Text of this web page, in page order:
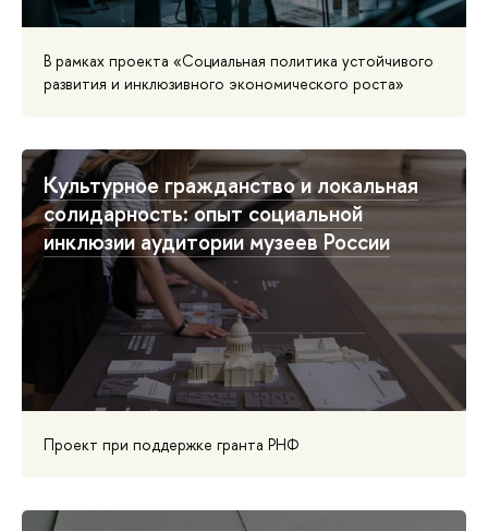
В рамках проекта «Социальная политика устойчивого
развития и инклюзивного экономического роста»
Культурное гражданство и локальная
солидарность: опыт социальной
инклюзии аудитории музеев России
Проект при поддержке гранта РНФ